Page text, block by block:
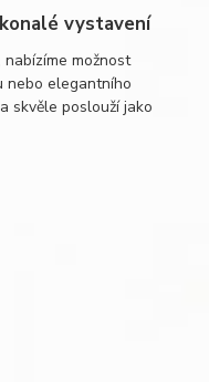
vystavení
nabízíme možnost
nebo elegantního
skvěle poslouží jako